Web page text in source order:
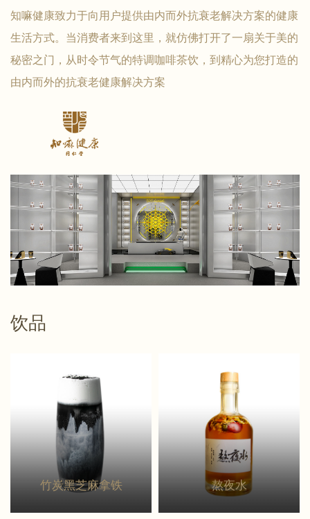
知嘛健康致力于向用户提供由内而外抗衰老解决方案的健康
生活方式。当消费者来到这里，就仿佛打开了一扇关于美的
秘密之门，从时令节气的特调咖啡茶饮，到精心为您打造的
由内而外的抗衰老健康解决方案
饮品
竹炭黑芝麻拿铁 熬夜水